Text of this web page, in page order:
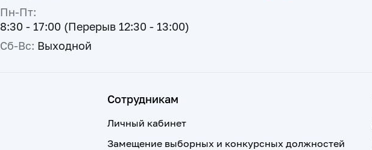
Пн-Пт:
8:30 - 17:00 (Перерыв 12:30 - 13:00)
Сб-Вс: Выходной
Сотрудникам
Личный кабинет
Замещение выборных и конкурсных должностей